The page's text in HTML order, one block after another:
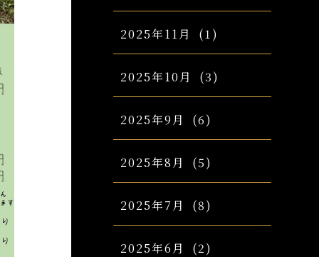
2025年11月 (1)
2025年10月 (3)
2025年9月 (6)
2025年8月 (5)
2025年7月 (8)
2025年6月 (2)